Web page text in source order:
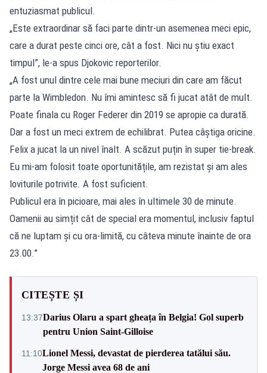
entuziasmat publicul.
„Este extraordinar să faci parte dintr-un asemenea meci epic,
care a durat peste cinci ore, cât a fost. Nici nu știu exact
timpul”, le-a spus Djokovic reporterilor.
„A fost unul dintre cele mai bune meciuri din care am făcut
parte la Wimbledon. Nu îmi amintesc să fi jucat atât de mult.
Poate finala cu Roger Federer din 2019 se apropie ca durată.
Dar a fost un meci extrem de echilibrat. Putea câștiga oricine.
Felix a jucat la un nivel înalt. A scăzut puțin în super tie-break.
Eu mi-am folosit toate oportunitățile, am rezistat și am ales
loviturile potrivite. A fost suficient.
Publicul era în picioare, mai ales în ultimele 30 de minute.
Oamenii au simțit cât de special era momentul, inclusiv faptul
că ne luptam și cu ora-limită, cu câteva minute înainte de ora
23.00.”
CITEȘTE ȘI
13:37Darius Olaru a spart gheața în Belgia! Gol superb
pentru Union Saint-Gilloise
11:10Lionel Messi, devastat de pierderea tatălui său.
Jorge Messi avea 68 de ani